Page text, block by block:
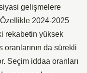
gelişmelere
2024-2025
rekabetin yüksek
da sürekli
Seçim iddaa oranları